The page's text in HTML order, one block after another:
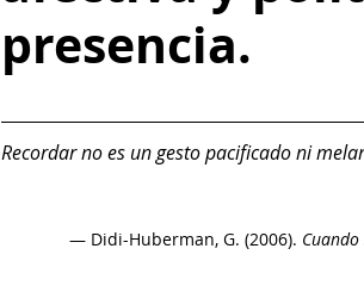
presencia.
Recordar no es un gesto pacificado ni
— Didi-Huberman, G. (2006).